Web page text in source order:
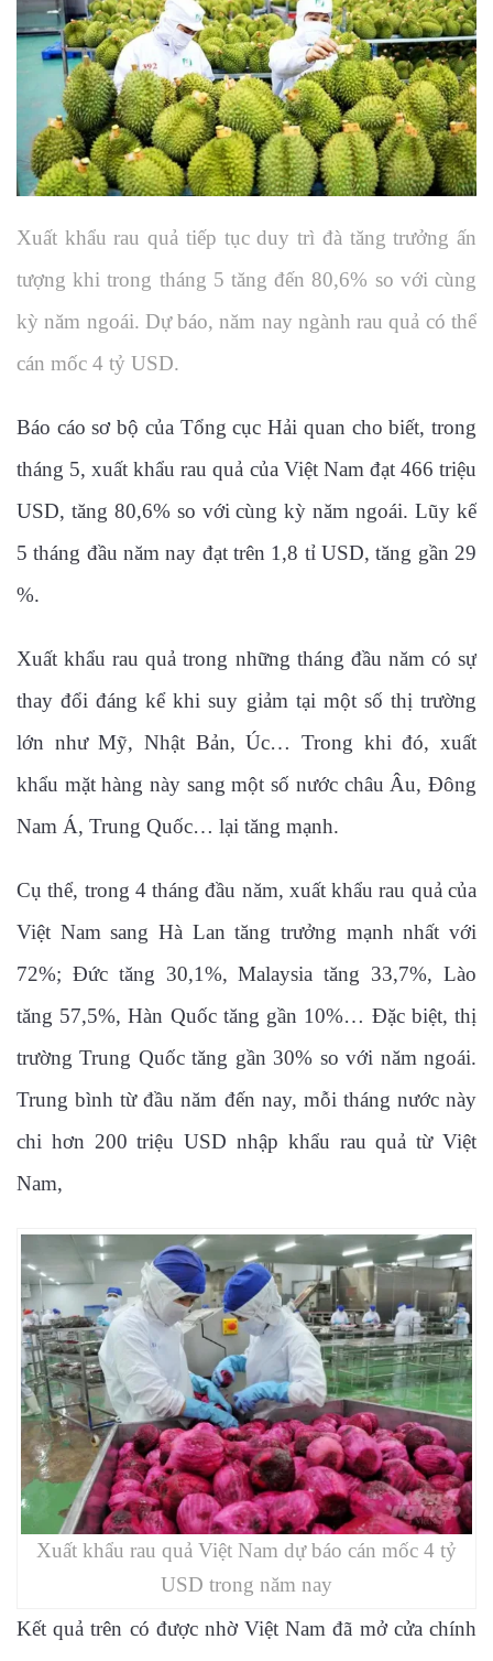
Xuất khẩu rau quả tiếp tục duy trì đà tăng trưởng ấn
tượng khi trong tháng 5 tăng đến 80,6% so với cùng
kỳ năm ngoái. Dự báo, năm nay ngành rau quả có thể
cán mốc 4 tỷ USD.
Báo cáo sơ bộ của Tổng cục Hải quan cho biết, trong
tháng 5, xuất khẩu rau quả của Việt Nam đạt 466 triệu
USD, tăng 80,6% so với cùng kỳ năm ngoái. Lũy kế
5 tháng đầu năm nay đạt trên 1,8 tỉ USD, tăng gần 29
%.
Xuất khẩu rau quả trong những tháng đầu năm có sự
thay đổi đáng kể khi suy giảm tại một số thị trường
lớn như Mỹ, Nhật Bản, Úc… Trong khi đó, xuất
khẩu mặt hàng này sang một số nước châu Âu, Đông
Nam Á, Trung Quốc… lại tăng mạnh.
Cụ thể, trong 4 tháng đầu năm, xuất khẩu rau quả của
Việt Nam sang Hà Lan tăng trưởng mạnh nhất với
72%; Đức tăng 30,1%, Malaysia tăng 33,7%, Lào
tăng 57,5%, Hàn Quốc tăng gần 10%… Đặc biệt, thị
trường Trung Quốc tăng gần 30% so với năm ngoái.
Trung bình từ đầu năm đến nay, mỗi tháng nước này
chi hơn 200 triệu USD nhập khẩu rau quả từ Việt
Nam,
Xuất khẩu rau quả Việt Nam dự báo cán mốc 4 tỷ
USD trong năm nay
Kết quả trên có được nhờ Việt Nam đã mở cửa chính